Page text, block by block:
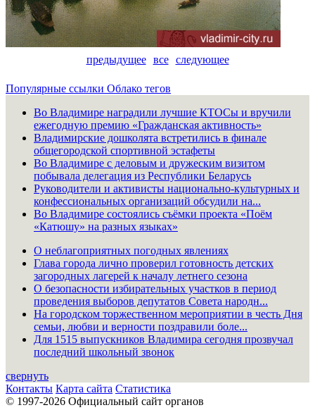
предыдущее все следующее
Популярные ссылки Облако тегов
Во Владимире наградили лучшие КТОСы и вручили
ежегодную премию «Гражданская активность»
Владимирские дошколята встретились в финале
общегородской спортивной эстафеты
Во Владимире с деловым и дружеским визитом
побывала делегация из Республики Беларусь
Руководители и активисты национально-культурных и
конфессиональных организаций обсудили на...
Во Владимире состоялись съёмки проекта «Поём
«Катюшу» на разных языках»
О неблагоприятных погодных явлениях
Глава города лично проверил готовность детских
загородных лагерей к началу летнего сезона
О безопасности избирательных участков в период
проведения выборов депутатов Совета народн...
На городском торжественном мероприятии в честь Дня
семьи, любви и верности поздравили боле...
Для 1515 выпускников Владимира сегодня прозвучал
последний школьный звонок
свернуть
Контакты Карта сайта Статистика
© 1997-2026 Официальный сайт органов